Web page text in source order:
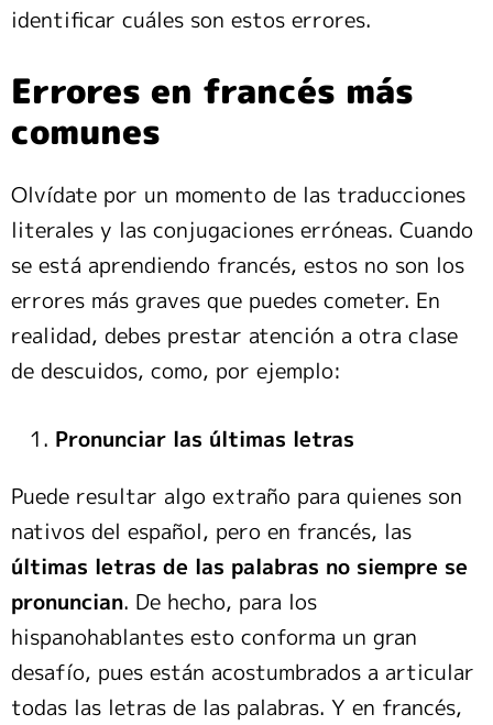
identificar cuáles son estos errores.
Errores en francés más
comunes
Olvídate por un momento de las traducciones
literales y las conjugaciones erróneas. Cuando
se está aprendiendo francés, estos no son los
errores más graves que puedes cometer. En
realidad, debes prestar atención a otra clase
de descuidos, como, por ejemplo:
Pronunciar las últimas letras
Puede resultar algo extraño para quienes son
nativos del español, pero en francés, las
últimas letras de las palabras no siempre se
pronuncian. De hecho, para los
hispanohablantes esto conforma un gran
desafío, pues están acostumbrados a articular
todas las letras de las palabras. Y en francés,